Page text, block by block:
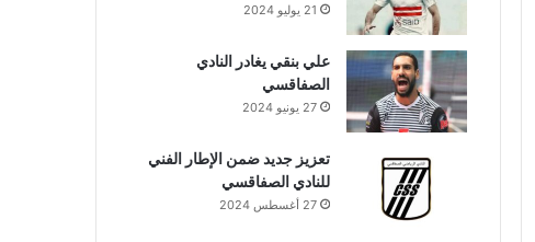
21 يوليو 2024
علي بنقي يغادر النادي
الصفاقسي
27 يونيو 2024
تعزيز جديد ضمن الإطار الفني
للنادي الصفاقسي
27 أغسطس 2024